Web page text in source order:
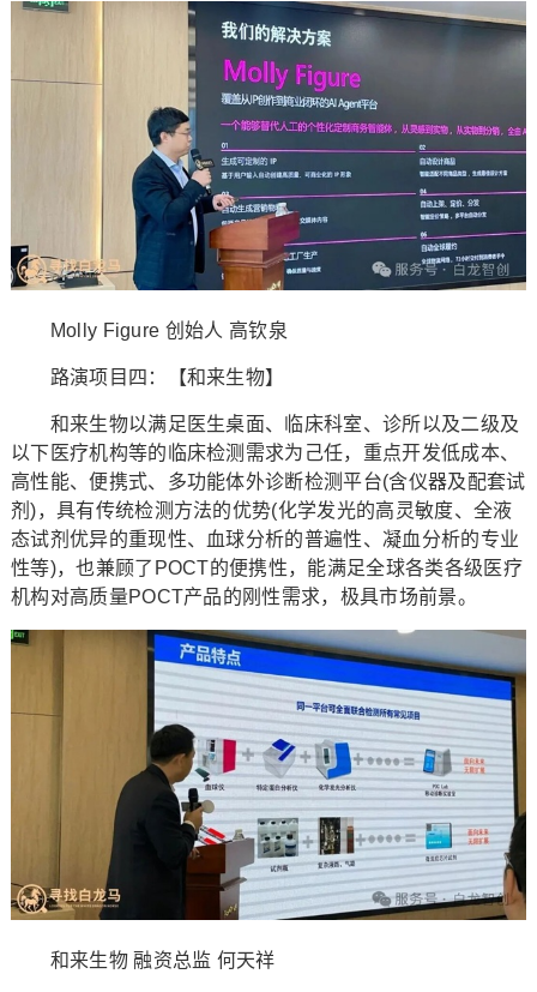
Molly Figure 创始人 高钦泉
路演项目四：【和来生物】
和来生物以满足医生桌面、临床科室、诊所以及二级及
以下医疗机构等的临床检测需求为己任，重点开发低成本、
高性能、便携式、多功能体外诊断检测平台(含仪器及配套试
剂)，具有传统检测方法的优势(化学发光的高灵敏度、全液
态试剂优异的重现性、血球分析的普遍性、凝血分析的专业
性等)，也兼顾了POCT的便携性，能满足全球各类各级医疗
机构对高质量POCT产品的刚性需求，极具市场前景。
和来生物 融资总监 何天祥